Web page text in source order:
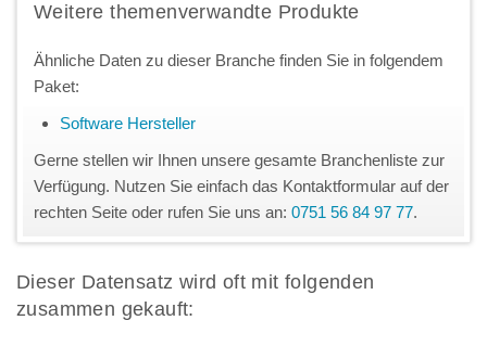
Weitere themenverwandte Produkte
Ähnliche Daten zu dieser Branche finden Sie in folgendem
Paket:
Software Hersteller
Gerne stellen wir Ihnen unsere gesamte Branchenliste zur
Verfügung. Nutzen Sie einfach das Kontaktformular auf der
rechten Seite oder rufen Sie uns an: 0751 56 84 97 77.
Dieser Datensatz wird oft mit folgenden
zusammen gekauft: